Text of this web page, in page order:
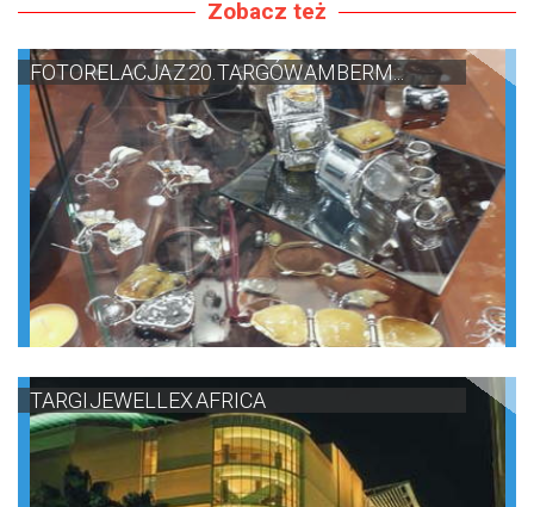
Zobacz też
FOTORELACJA Z 20. TARGÓW AMBERM...
TARGI JEWELLEX AFRICA